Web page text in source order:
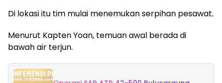
Di lokasi itu tim mulai menemukan serpihan pesawat.
Menurut Kapten Yoan, temuan awal berada di
bawah air terjun.